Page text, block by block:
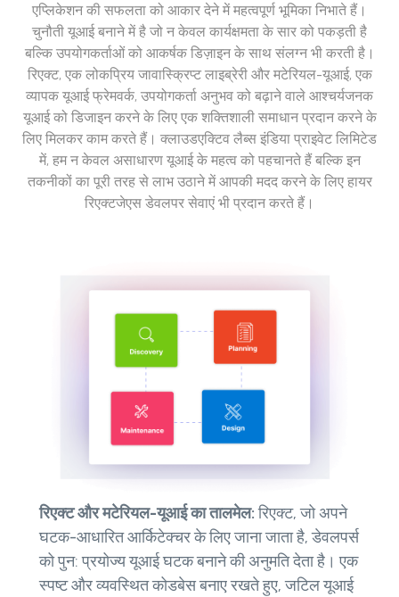
एप्लिकेशन की सफलता को आकार देने में महत्वपूर्ण भूमिका निभाते हैं।
चुनौती यूआई बनाने में है जो न केवल कार्यक्षमता के सार को पकड़ती है
बल्कि उपयोगकर्ताओं को आकर्षक डिज़ाइन के साथ संलग्न भी करती है।
रिएक्ट, एक लोकप्रिय जावास्क्रिप्ट लाइब्रेरी और मटेरियल-यूआई, एक
व्यापक यूआई फ्रेमवर्क, उपयोगकर्ता अनुभव को बढ़ाने वाले आश्चर्यजनक
यूआई को डिजाइन करने के लिए एक शक्तिशाली समाधान प्रदान करने के
लिए मिलकर काम करते हैं। क्लाउडएक्टिव लैब्स इंडिया प्राइवेट लिमिटेड
में, हम न केवल असाधारण यूआई के महत्व को पहचानते हैं बल्कि इन
तकनीकों का पूरी तरह से लाभ उठाने में आपकी मदद करने के लिए हायर
रिएक्टजेएस डेवलपर सेवाएं भी प्रदान करते हैं।
रिएक्ट और मटेरियल-यूआई का तालमेल:रिएक्ट, जो अपने
घटक-आधारित आर्किटेक्चर के लिए जाना जाता है, डेवलपर्स
को पुन: प्रयोज्य यूआई घटक बनाने की अनुमति देता है। एक
स्पष्ट और व्यवस्थित कोडबेस बनाए रखते हुए, जटिल यूआई